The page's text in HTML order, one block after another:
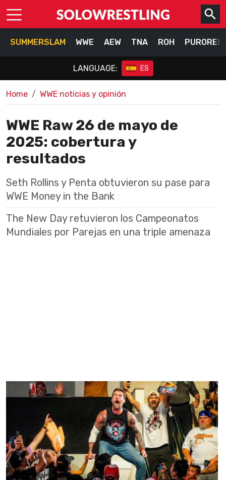
SUMMERSLAM WWE AEW TNA ROH
LANGUAGE: ES
Home WWE noticias y opinión
WWE Raw 26 de mayo de
2025: cobertura y
resultados
Seth Rollins y Penta obtuvieron su pase para
WWE Money in the Bank
The New Day retuvieron los Campeonatos
Mundiales por Parejas en una triple amenaza